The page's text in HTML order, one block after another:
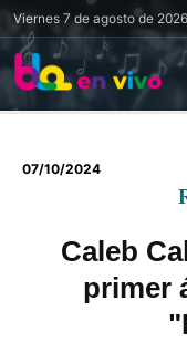
Viernes 7 de agosto de 2026
07/10/2024
Caleb
primer